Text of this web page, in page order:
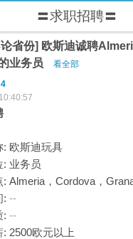
〓求职招聘〓
省份] 欧斯迪诚聘
业务员
看全部
: 欧斯迪玩具
: 业务员
: Almeria，Cordova，
: --
: --
2500欧元以上